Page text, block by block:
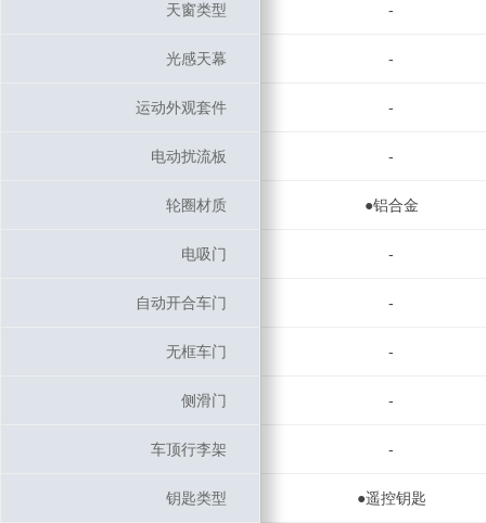
天窗类型 -
光感天幕 -
运动外观套件 -
电动扰流板 -
轮圈材质 ●铝合金
电吸门 -
自动开合车门 -
无框车门 -
侧滑门 -
车顶行李架 -
钥匙类型 ●遥控钥匙
天窗类型
光感天幕
运动外观套件
电动扰流板
轮圈材质
电吸门
自动开合车门
无框车门
侧滑门
车顶行李架
钥匙类型